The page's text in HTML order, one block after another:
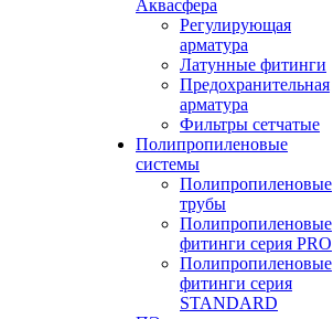
Аквасфера
Регулирующая
арматура
Латунные фитинги
Предохранительная
арматура
Фильтры сетчатые
Полипропиленовые
системы
Полипропиленовые
трубы
Полипропиленовые
фитинги серия PRO
Полипропиленовые
фитинги серия
STANDARD